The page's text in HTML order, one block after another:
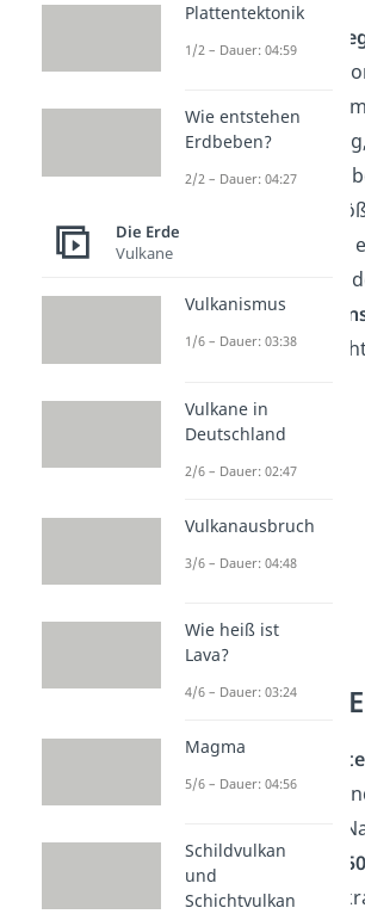
Du findest in einigen
Deutschlands Spuren
Darunter in der Rhön,
Westerwald,
Erzgebirge. Besonders
, die als das
Mitteleuropas gilt. Hier
vor etwa 13.000 Jahren
Laacher-See-
größten in der
Vulkane in der
Die Eifel ist die
Region Deutschlands
Ziel für Geologen und
Hier gibt es mehr als
wassergefüllte
Plattentektonik
1/2 – Dauer: 04:59
Wie entstehen
Erdbeben?
2/2 – Dauer: 04:27
Die Erde
Vulkane
Vulkanismus
1/6 – Dauer: 03:38
Vulkane in
Deutschland
2/6 – Dauer: 02:47
Vulkanausbruch
3/6 – Dauer: 04:48
Wie heiß ist
Lava?
4/6 – Dauer: 03:24
Magma
5/6 – Dauer: 04:56
Schildvulkan
und
Schichtvulkan